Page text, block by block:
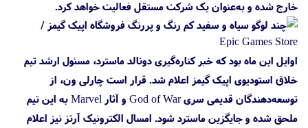
خارج شده و به‌عنوان یک شرکت مستقل فعالیت خواهد کرد.
اوایل این ماه بود که خبر کناره‌گیری دونالد ماسترد، مسئول ارشد تیم
خلاق استودیوی اپیک گیمز اعلام شد. قرار است چارلی ون، از
توسعه‌دهندگان قدیمی سری God of War و آثار Marvel به این تیم
ملحق شده و جایگزین ماسترد شود. امسال الکترونیک آرتز نیز اعلام